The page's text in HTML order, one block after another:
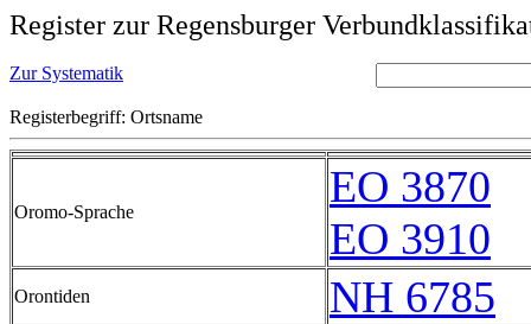
Register zur Regensburger
Zur Systematik
Registerbegriff: Ortsname
Oromo-Sprache
EO 3870
EO 3910
Orontiden NH 6785